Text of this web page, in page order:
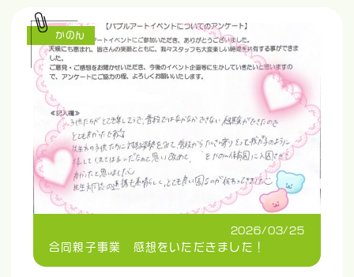
2026/03/25
合同親子事業 感想をいただきました！
かのん